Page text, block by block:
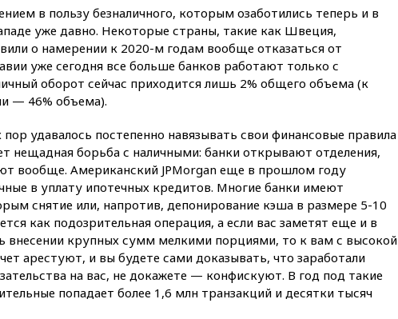
Rights Foundation
вчера, 21:35«Аэрофлот»
отменяет часть рейсов в Сочи
и Геленджик
вчера, 21:25 Руслан Терновой
метровой вышки
вчера, 21:10РФ не получала
обращений о прекращении
концессии строительства ж/д
вчера, 21:00В России вновь
обсуждают эксперимент по
онлайн-продаже алкоголя
вчера, 20:45Матвиенко:
россиянам могут
в пользу безналичного, которым озаботились теперь и в
уже давно. Некоторые страны, такие как Швеция,
о намерении к 2020-м годам вообще отказаться от
уже сегодня все больше банков работают только с
оборот сейчас приходится лишь 2% общего объема (к
— 46% объема).
удавалось постепенно навязывать свои финансовые правила
нещадная борьба с наличными: банки открывают отделения,
вообще. Американский JPMorgan еще в прошлом году
в уплату ипотечных кредитов. Многие банки имеют
снятие или, напротив, депонирование кэша в размере 5-10
как подозрительная операция, а если вас заметят еще и в
внесении крупных сумм мелкими порциями, то к вам с высокой
арестуют, и вы будете сами доказывать, что заработали
на вас, не докажете — конфискуют. В год под такие
попадает более 1,6 млн транзакций и десятки тысяч